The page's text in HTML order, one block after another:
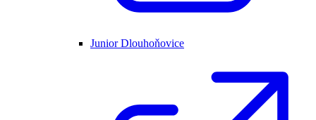
Junior Dlouhoňovice